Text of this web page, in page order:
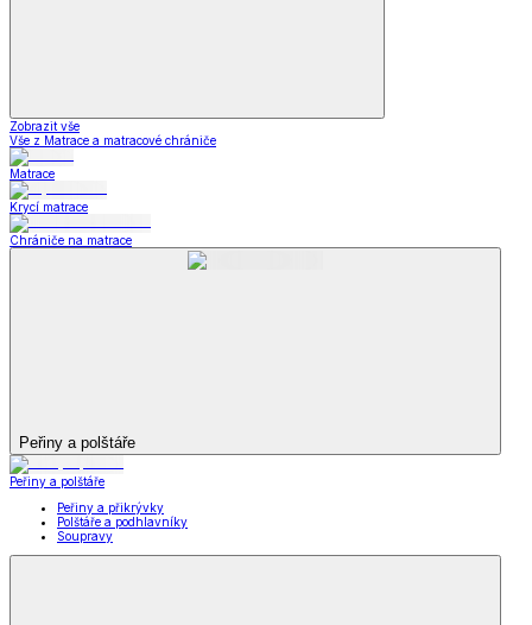
Zobrazit vše
Vše z Matrace a matracové chrániče
Matrace
Krycí matrace
Chrániče na matrace
Peřiny a polštáře
Peřiny a polštáře
Peřiny a přikrývky
Polštáře a podhlavníky
Soupravy